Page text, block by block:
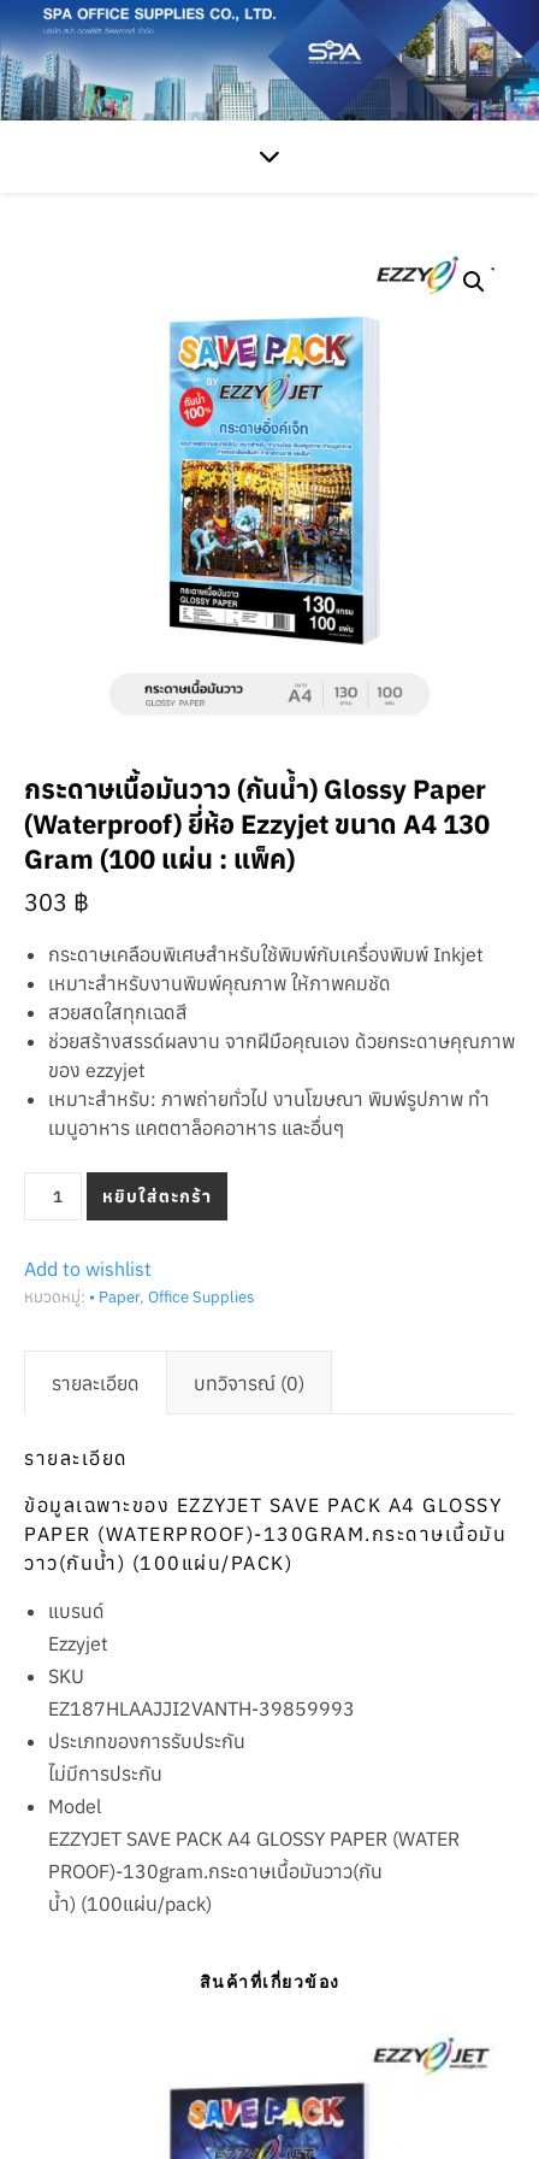
กระดาษเนื้อมันวาว (กันน้ำ) Glossy Paper
(Waterproof) ยี่ห้อ Ezzyjet ขนาด A4 130
Gram (100 แผ่น : แพ็ค)
303 ฿
กระดาษเคลือบพิเศษสำหรับใช้พิมพ์กับเครื่องพิมพ์ Inkjet
เหมาะสำหรับงานพิมพ์คุณภาพ ให้ภาพคมชัด
สวยสดใสทุกเฉดสี
ช่วยสร้างสรรด์ผลงาน จากฝีมือคุณเอง ด้วยกระดาษคุณภาพ
ของ ezzyjet
เหมาะสำหรับ: ภาพถ่ายทั่วไป งานโฆษณา พิมพ์รูปภาพ ทำ
เมนูอาหาร แคตตาล็อคอาหาร และอื่นๆ
จำนวน กระดาษเนื้อมันวาว (กันน้ำ) Glossy Paper
หยิบใส่ตะกร้า
Add to wishlist
หมวดหมู่: • Paper, Office Supplies
รายละเอียด บทวิจารณ์ (0)
รายละเอียด
ข้อมูลเฉพาะของ EZZYJET SAVE PACK A4 GLOSSY
PAPER (WATERPROOF)-130GRAM.กระดาษเนื้อมัน
วาว(กันน้ำ) (100แผ่น/PACK)
แบรนด์
Ezzyjet
SKU
EZ187HLAAJJI2VANTH-39859993
ประเภทของการรับประกัน
ไม่มีการประกัน
Model
EZZYJET SAVE PACK A4 GLOSSY PAPER (WATER
PROOF)-130gram.กระดาษเนื้อมันวาว(กัน
น้ำ) (100แผ่น/pack)
สินค้าที่เกี่ยวข้อง